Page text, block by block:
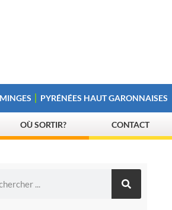
PYRÉNÉES HAUT GARONNAISES
OÙ SORTIR? CONTACT